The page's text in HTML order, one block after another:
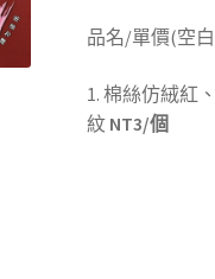
品名/單價(空
1. 棉絲仿絨紅
紋 NT3/個